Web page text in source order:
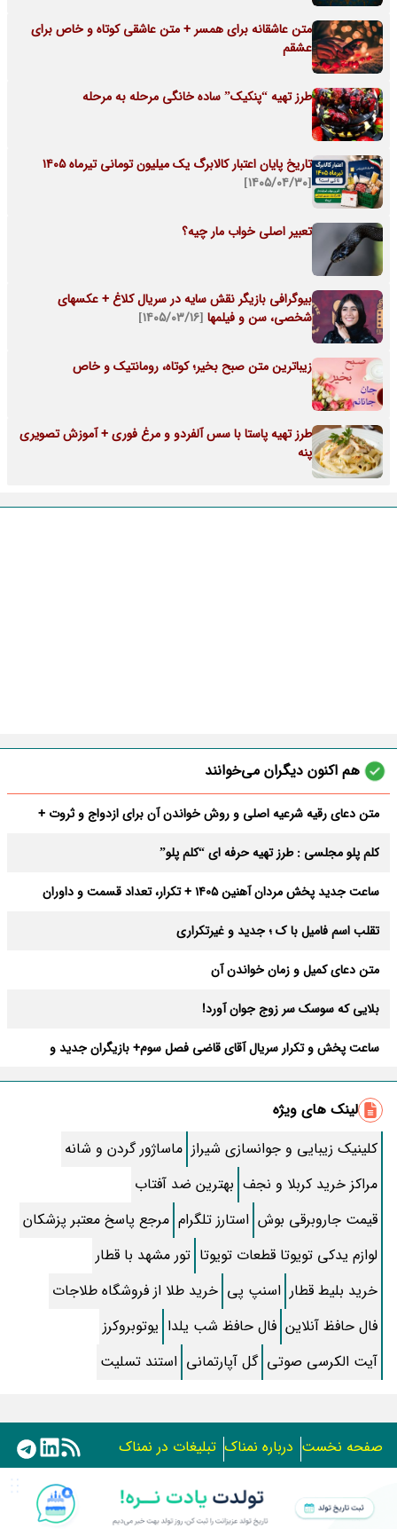
متن عاشقانه برای همسر + متن عاشقی کوتاه و خاص برای
عشقم
طرز تهیه “پنکیک” ساده خانگی مرحله به مرحله
تاریخ پایان اعتبار کالابرگ یک میلیون تومانی تیرماه ۱۴۰۵
[۱۴۰۵/۰۴/۳۰]
تعبیر اصلی خواب مار چیه؟
بیوگرافی بازیگر نقش سایه در سریال کلاغ + عکسهای
شخصی، سن و فیلمها [۱۴۰۵/۰۳/۱۶]
زیباترین متن صبح بخیر؛ کوتاه، رومانتیک و خاص
طرز تهیه پاستا با سس آلفردو و مرغ فوری + آموزش تصویری
پنه
هم اکنون دیگران می‌خوانند
متن دعای رقیه شرعیه اصلی و روش خواندن آن برای ازدواج و ثروت +
کلم پلو مجلسی : طرز تهیه حرفه ای “کلم پلو”
ساعت جدید پخش مردان آهنین 1405 + تکرار، تعداد قسمت و داوران
تقلب اسم فامیل با ک ؛ جدید و غیرتکراری
متن دعای کمیل و زمان خواندن آن
بلایی که سوسک سر زوج جوان آورد!
ساعت پخش و تکرار سریال آقای قاضی فصل سوم+ بازیگران جدید و
طرز تهیه سالاد ماکارونی خانگی خوشمزه و لذیذ + آموزش تصویری
طرز تهیه پاستا با سس آلفردو و مرغ فوری + آموزش تصویری پنه
جواب کامل اسم فامیل با “س”
ماه قرمز نشانه آخر دنیا در آسمان ظاهر شد !
جملات زیبا برای بهترین پدر دنیا
معجزات سوره توحید در برآورده شدن سریع حاجت
سریال نگین ارباب از چه شبکه ای پخش میشود؟ + تکرار و بازیگران
تقلب اسم فامیل سخت با حرف “چ”
بازیگران سریال رویای نیمه شب کنار همسر و خانواده شان+ عکسهای
شخصی جذاب
ادویه های لاغر کننده برای شما که چاق هستید
لینک های ویژه
کلینیک زیبایی و جوانسازی شیراز ماساژور گردن و شانه
مراکز خرید کربلا و نجف بهترین ضد آفتاب
قیمت جاروبرقی بوش استارز تلگرام مرجع پاسخ معتبر پزشکان
لوازم یدکی تویوتا قطعات تویوتا تور مشهد با قطار
خرید بلیط قطار اسنپ پی خرید طلا از فروشگاه طلاجات
فال حافظ آنلاین فال حافظ شب یلدا یوتوبروکرز
آیت الکرسی صوتی گل آپارتمانی استند تسلیت
صفحه نخست درباره نمناک تبلیغات در نمناک
استفاده از مطالب اختصاصی سایت نمناک در سایر رسانه ها فقط
با کسب مجوز امکان پذیر است.